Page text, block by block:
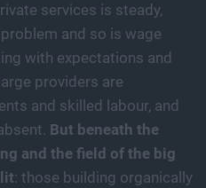
services is steady,
and so is wage
with expectations and
providers are
and skilled labour, and
But beneath the
and the field of the big
: those building organically